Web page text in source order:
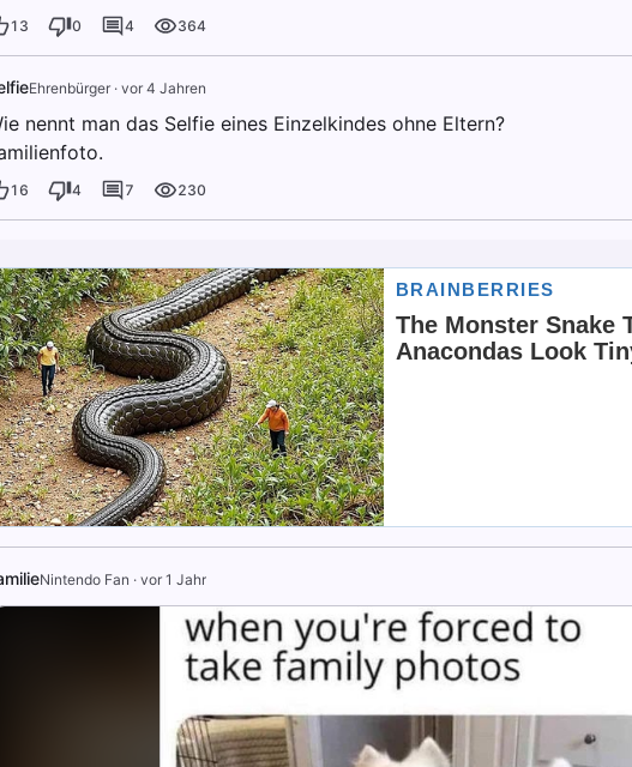
13 0 4 364
Ehrenbürger· vor 4 Jahren
nennt man das Selfie eines Einzelkindes ohne Eltern?
16 4 7 230
Nintendo Fan · vor 1 Jahr